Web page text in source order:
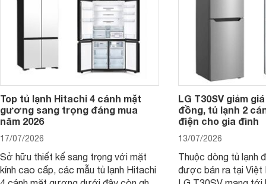
Top tủ lạnh Hitachi 4 cánh mặt
gương sang trọng đáng mua
năm 2026
17/07/2026
Sở hữu thiết kế sang trọng với mặt
kính cao cấp, các mẫu tủ lạnh Hitachi
LG T30SV giảm
đồng, tủ lạnh 2
điện cho gia đình
13/07/2026
Thuộc dòng tủ lạnh
được bán ra tại Việt